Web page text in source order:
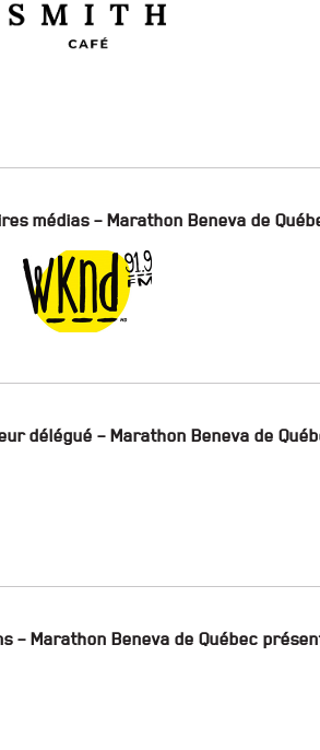
médias – Marathon Beneva de
délégué – Marathon Beneva de
– Marathon Beneva de Québec